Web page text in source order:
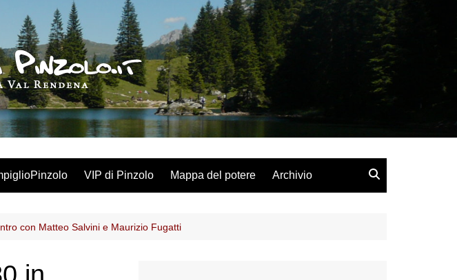
VIP di Pinzolo Mappa del potere Archivio
con Matteo Salvini e Maurizio Fugatti